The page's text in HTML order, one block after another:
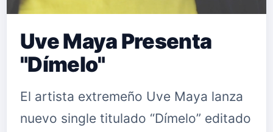
Uve Maya Presenta
"Dímelo"
El artista extremeño Uve Maya lanza
nuevo single titulado “Dímelo” editado